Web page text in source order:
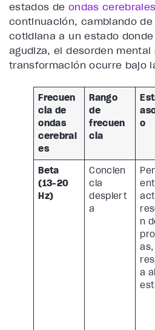
estados de ondas cerebrales
continuación, cambiando
cotidiana a un estado
agudiza, el desorden mental
transformación ocurre bajo
Frecuen
cia de
ondas
cerebral
es
Rango
de
frecuen
cia
o
Beta
(13-20
Hz)
Concien
cia
despiert
a
n
as,
a al